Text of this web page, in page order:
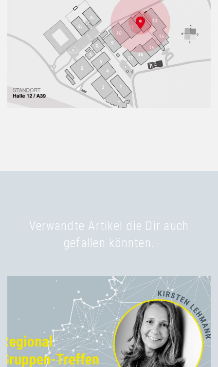
Verwandte Artikel die Dir auch
gefallen könnten.